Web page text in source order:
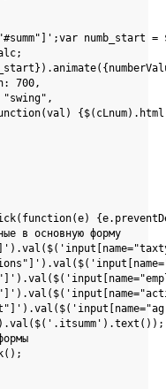
в основную форму